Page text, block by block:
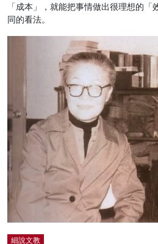
「成本」，就能把事情做出很理想的
同的看法。
細說文教